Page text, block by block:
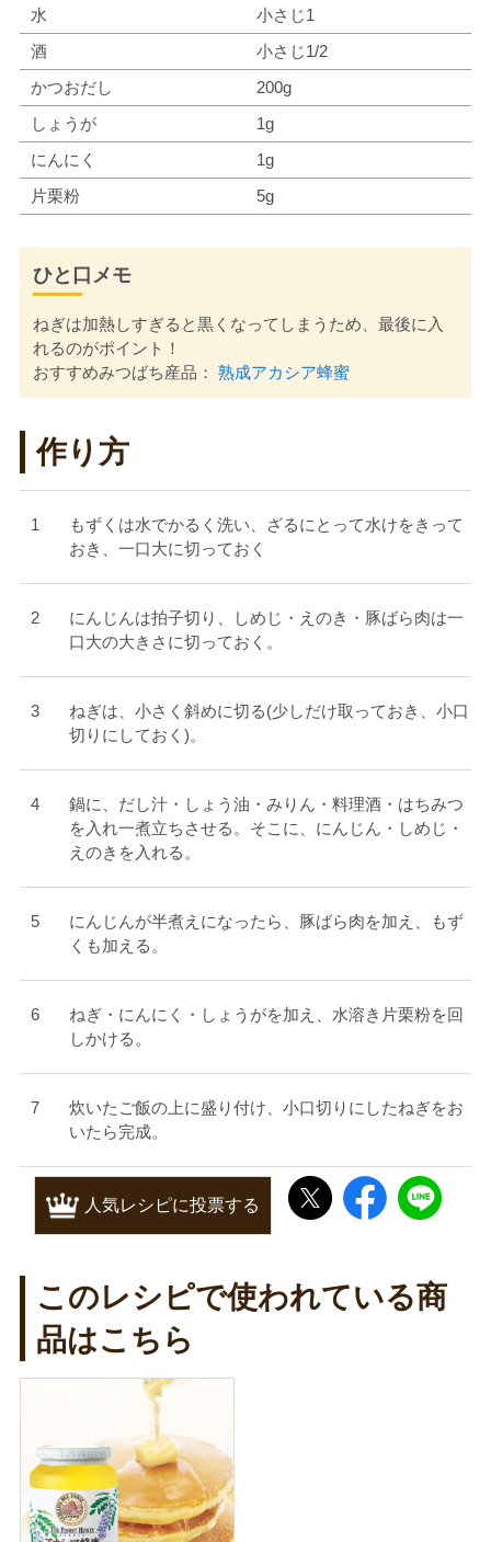
水
小さじ1
酒
小さじ1/2
かつおだし
200g
しょうが
1g
にんにく
1g
片栗粉
5g
ひと口メモ
ねぎは加熱しすぎると黒くなってしまうため、最後に入
れるのがポイント！
おすすめみつばち産品： 熟成アカシア蜂蜜
作り方
もずくは水でかるく洗い、ざるにとって水けをきって
おき、一口大に切っておく
にんじんは拍子切り、しめじ・えのき・豚ばら肉は一
口大の大きさに切っておく。
ねぎは、小さく斜めに切る(少しだけ取っておき、小口
切りにしておく)。
鍋に、だし汁・しょう油・みりん・料理酒・はちみつ
を入れ一煮立ちさせる。そこに、にんじん・しめじ・
えのきを入れる。
にんじんが半煮えになったら、豚ばら肉を加え、もず
くも加える。
ねぎ・にんにく・しょうがを加え、水溶き片栗粉を回
しかける。
炊いたご飯の上に盛り付け、小口切りにしたねぎをお
いたら完成。
人気レシピに投票する
このレシピで使われている商
品はこちら